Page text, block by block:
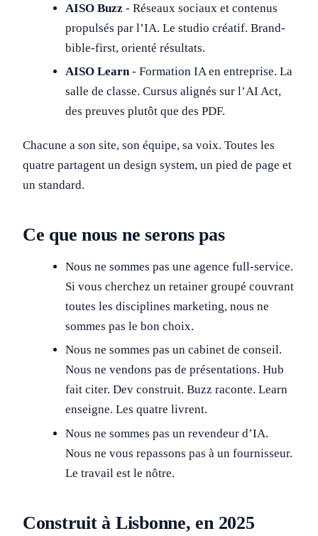
AISO Buzz - Réseaux sociaux et contenus
propulsés par l’IA. Le studio créatif. Brand-
bible-first, orienté résultats.
AISO Learn- Formation IA en entreprise. La
salle de classe. Cursus alignés sur l’AI Act,
des preuves plutôt que des PDF.
Chacune a son site, son équipe, sa voix. Toutes les
quatre partagent un design system, un pied de page et
un standard.
Ce que nous ne serons pas
Nous ne sommes pas une agence full-service.
Si vous cherchez un retainer groupé couvrant
toutes les disciplines marketing, nous ne
sommes pas le bon choix.
Nous ne sommes pas un cabinet de conseil.
Nous ne vendons pas de présentations. Hub
fait citer. Dev construit. Buzz raconte. Learn
enseigne. Les quatre livrent.
Nous ne sommes pas un revendeur d’IA.
Nous ne vous repassons pas à un fournisseur.
Le travail est le nôtre.
Construit à Lisbonne, en 2025